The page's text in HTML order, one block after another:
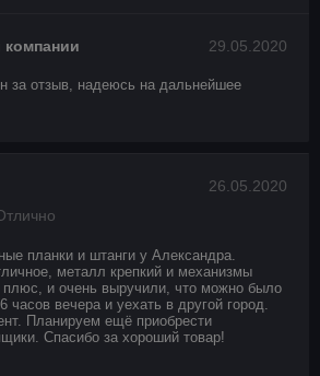
29.05.2020
за отзыв, надеюсь на дальнейшее
26.05.2020
планки и штанги у Александра.
металл крепкий и механизмы
и очень выручили, что можно было
часов вечера и уехать в другой город.
Планируем ещё приобрести
Спасибо за хороший товар!